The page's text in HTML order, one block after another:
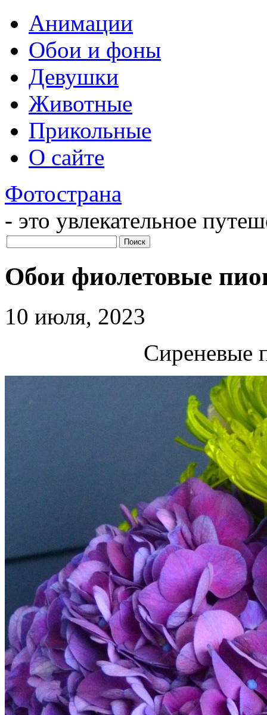
Анимации
Обои и фоны
Девушки
Животные
Прикольные
О сайте
Фотострана
- это увлекательное
Обои фиолетовые
10 июля, 2023
Сиреневые